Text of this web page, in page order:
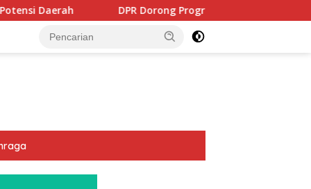
Dorong Program PTSL dan Percepatan Sertifikasi Tanah